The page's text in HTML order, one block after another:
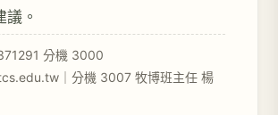
議。
分機 3000
｜分機 3007 牧博班主任 楊